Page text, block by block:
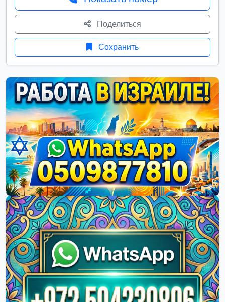
Поделиться
Сохранить